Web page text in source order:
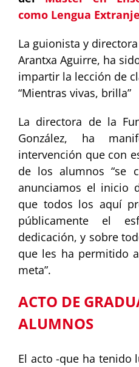
como Lengua
La guionista y
Arantxa Aguirre, ha
impartir la lección de
“Mientras vivas, brilla”
La directora de la
González, ha
intervención que con
de los alumnos “se
anunciamos el inicio
que todos los aquí
públicamente el
dedicación, y sobre
que les ha permitido
meta”.
ACTO DE
ALUMNOS
El acto -que ha tenido